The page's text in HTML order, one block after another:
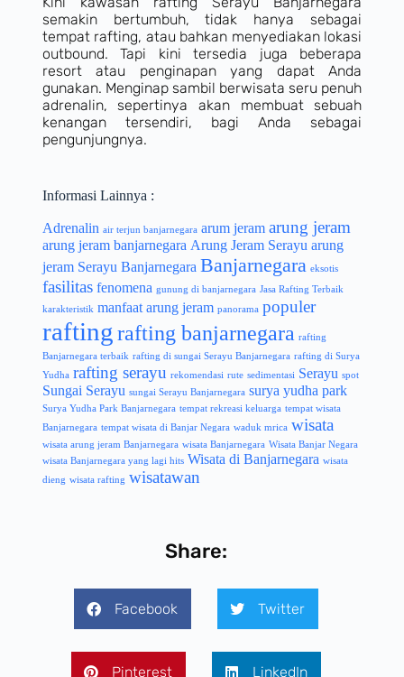
semakin bertumbuh, tidak hanya sebagai
tempat rafting, atau bahkan menyediakan lokasi
outbound. Tapi kini tersedia juga beberapa
resort atau penginapan yang dapat Anda
gunakan. Menginap sambil berwisata seru penuh
adrenalin, sepertinya akan membuat sebuah
kenangan tersendiri, bagi Anda sebagai
pengunjungnya.
Informasi Lainnya :
Adrenalin air terjun banjarnegara arum jeram arung jeram
arung jeram banjarnegara Arung Jeram Serayu arung
jeram Serayu Banjarnegara Banjarnegara eksotis
fasilitas fenomena gunung di banjarnegara Jasa Rafting Terbaik
karakteristik manfaat arung jeram panorama populer
raftingrafting banjarnegara rafting
Banjarnegara terbaik rafting di sungai Serayu Banjarnegara rafting di Surya
Yudha rafting serayu rekomendasi rute sedimentasi Serayu spot
Sungai Serayu sungai Serayu Banjarnegara surya yudha park
Surya Yudha Park Banjarnegara tempat rekreasi keluarga tempat wisata
Banjarnegara tempat wisata di Banjar Negara waduk mrica wisata
wisata arung jeram Banjarnegara wisata Banjarnegara Wisata Banjar Negara
wisata Banjarnegara yang lagi hits Wisata di Banjarnegara wisata
dieng wisata rafting wisatawan
Share:
Facebook Twitter
Pinterest LinkedIn